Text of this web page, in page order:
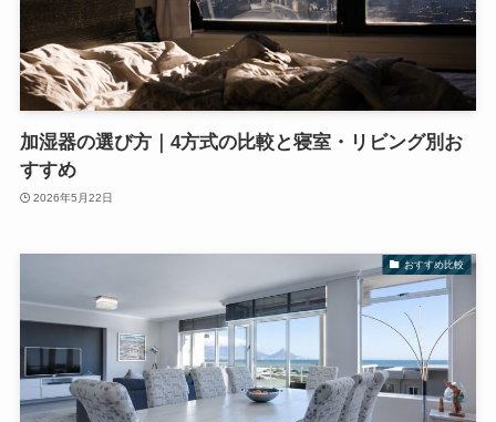
加湿器の選び方｜4方式の比較と寝室・リビング別お
すすめ
2026年5月22日
おすすめ比較